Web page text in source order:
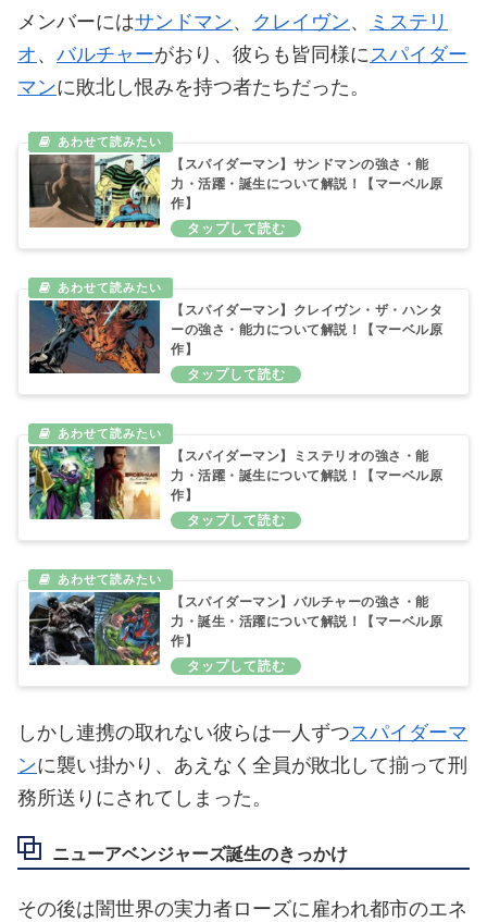
メンバーにはサンドマン、 クレイヴン、
ミステリ
オ 、 バルチャーがおり、彼らも皆同様に スパイダー
マンに敗北し恨みを持つ者たちだった。
【スパイダーマン】サンドマンの強さ・能
力・活躍・誕生について解説！【マーベル原
作】
【スパイダーマン】クレイヴン・ザ・ハンタ
ーの強さ・能力について解説！【マーベル原
作】
【スパイダーマン】ミステリオの強さ・能
力・活躍・誕生について解説！【マーベル原
作】
【スパイダーマン】バルチャーの強さ・能
力・誕生・活躍について解説！【マーベル原
作】
しかし連携の取れない彼らは一人ずつ スパイダーマ
ンに襲い掛かり、あえなく全員が敗北して揃って刑
務所送りにされてしまった。
ニューアベンジャーズ誕生のきっかけ
その後は闇世界の実力者ローズに雇われ都市のエネ